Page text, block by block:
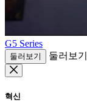
G5 Series
둘러보기 둘러보기
혁신